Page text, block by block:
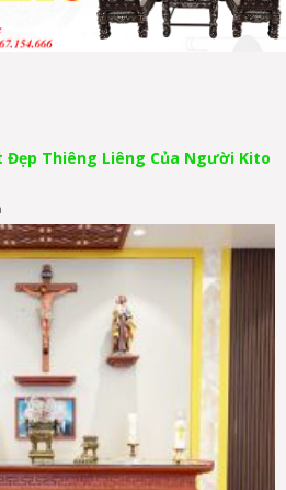
Đẹp Thiêng Liêng Của Người Kito